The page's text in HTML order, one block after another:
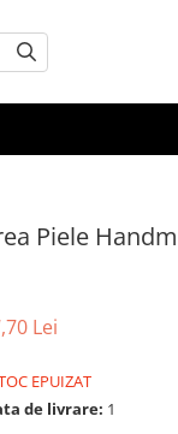
Piele
Lei
EPUIZAT
de livrare: 1